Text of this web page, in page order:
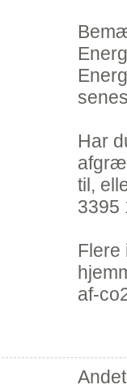
Har
til,
3395
Flere
af-